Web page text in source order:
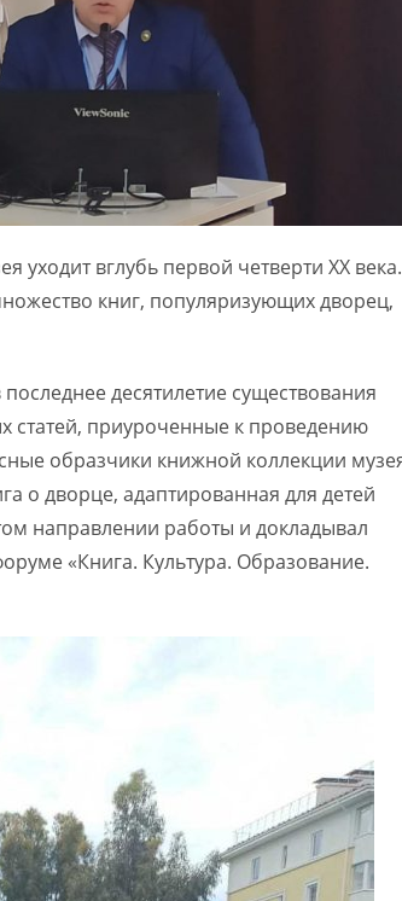
уходит вглубь первой четверти XX века.
книг, популяризующих дворец,
десятилетие существования
статей, приуроченные к проведению
образчики книжной коллекции
о дворце, адаптированная для детей
направлении работы и докладывал
«Книга. Культура. Образование.